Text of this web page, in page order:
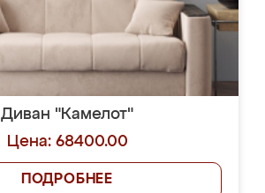
Диван "Камелот"
Цена: 68400.00
ПОДРОБНЕЕ